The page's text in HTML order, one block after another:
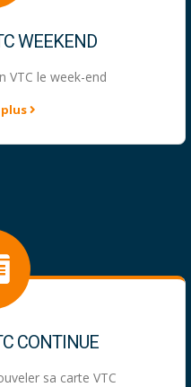
WEEKEND
VTC le week-end
plus
CONTINUE
sa carte VTC